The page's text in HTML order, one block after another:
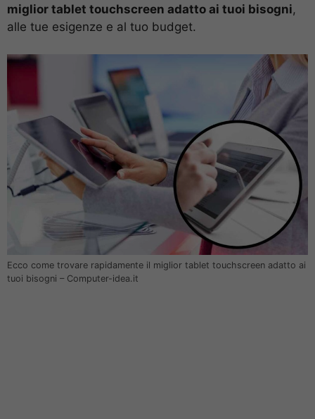
miglior tablet touchscreen adatto ai tuoi bisogni,
alle tue esigenze e al tuo budget.
Ecco come trovare rapidamente il miglior tablet touchscreen adatto ai
tuoi bisogni – Computer-idea.it